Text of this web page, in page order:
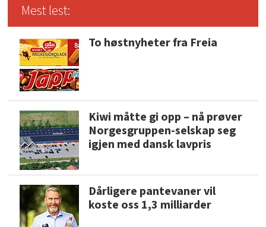
Mest lest:
To høstnyheter fra Freia
Kiwi måtte gi opp – nå prøver
Norgesgruppen-selskap seg
igjen med dansk lavpris
Dårligere pantevaner vil
koste oss 1,3 milliarder